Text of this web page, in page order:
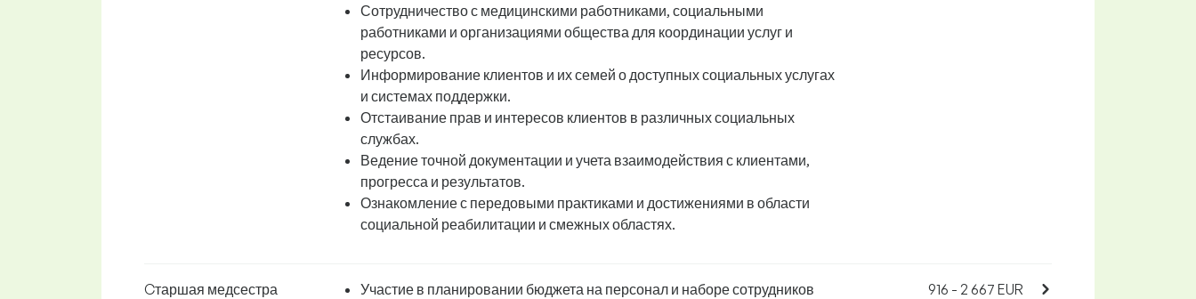
Сотрудничество с медицинскими работниками, социальными
работниками и организациями общества для координации услуг и
ресурсов.
Информирование клиентов и их семей о доступных социальных услугах
и системах поддержки.
Отстаивание прав и интересов клиентов в различных социальных
службах.
Ведение точной документации и учета взаимодействия с клиентами,
прогресса и результатов.
Ознакомление с передовыми практиками и достижениями в области
социальной реабилитации и смежных областях.
Cтаршая медсестра
Участие в планировании бюджета на персонал и наборе сотрудников
916 - 2 667 EUR